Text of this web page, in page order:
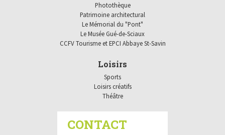
Photothèque
Patrimoine architectural
Le Mémorial du "Pont"
Le Musée Gué-de-Sciaux
CCFV Tourisme et EPCI Abbaye St-Savin
Loisirs
Sports
Loisirs créatifs
Théâtre
CONTACT